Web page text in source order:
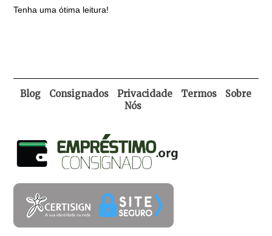
Tenha uma ótima leitura!
Blog Consignados Privacidade Termos
Sobre
Nós